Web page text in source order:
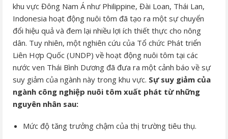
khu vực Đông Nam Á như Philippine, Đài Loan, Thái Lan,
Indonesia hoạt động nuôi tôm đã tạo ra một sự chuyển
đổi hiệu quả và đem lại nhiều lợi ích thiết thực cho nông
dân. Tuy nhiên, một nghiên cứu của Tổ chức Phát triển
Liên Hợp Quốc (UNDP) về hoạt động nuôi tôm tại các
nước ven Thái Bình Dương đã đưa ra một cảnh báo về sự
suy giảm của ngành này trong khu vực. Sự suy giảm của
ngành công nghiệp nuôi tôm xuất phát từ những
nguyên nhân sau:
Mức độ tăng trưởng chậm của thị trường tiêu thụ.